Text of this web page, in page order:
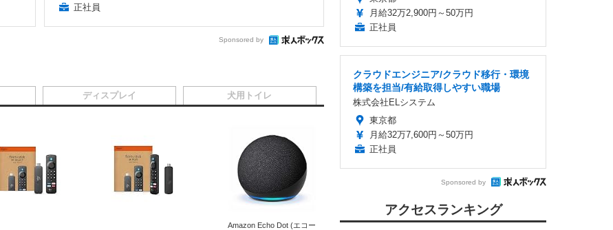
正社員
Sponsored by
Amazon Echo Dot (エコー
ディスプレイ 犬用トイレ
月給32万2,900円～50万円
正社員
クラウドエンジニア/クラウド移行・環境
構築を担当/有給取得しやすい職場
株式会社ELシステム
東京都
月給32万7,600円～50万円
正社員
Sponsored by
アクセスランキング